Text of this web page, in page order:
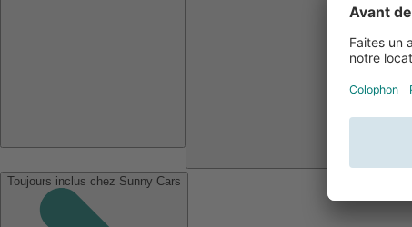
Toujours inclus chez Sunny Cars